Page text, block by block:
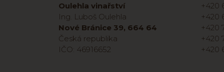
Oulehla vinařství
Ing. Luboš Oulehla
Nové Bránice 39, 664 64
Česká republika
IČO: 46916652
+420
+420
+420
+420
+420